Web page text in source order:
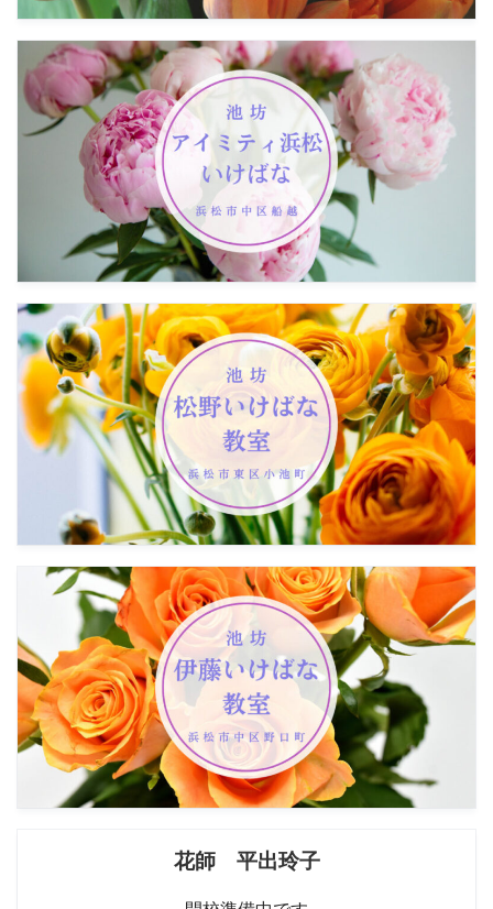
花師 平出玲子